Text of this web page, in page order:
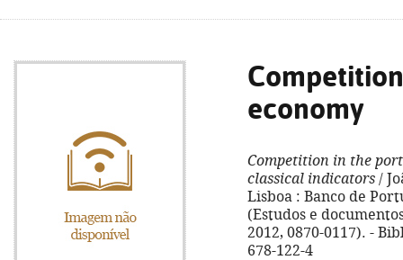
economy
Competition in the
classical indicators /
Lisboa : Banco de
(Estudos e
2012, 0870-0117). -
678-122-4